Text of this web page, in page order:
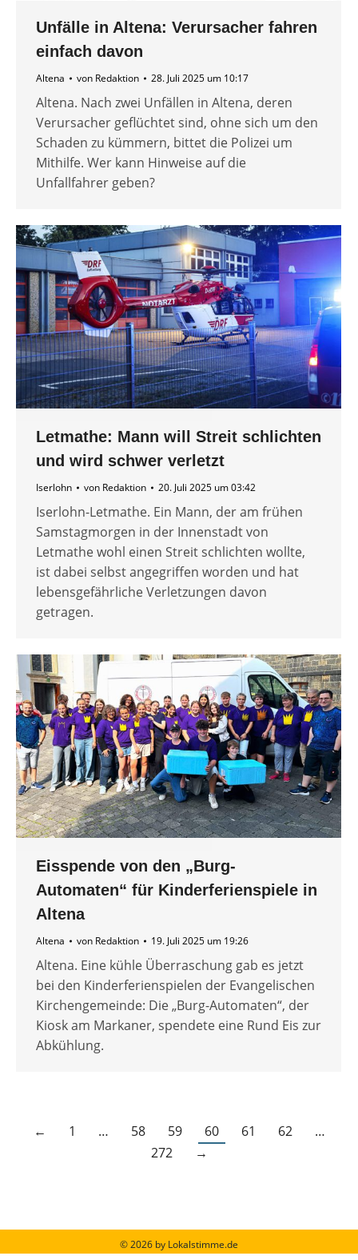
Unfälle in Altena: Verursacher fahren
einfach davon
Altena von Redaktion 28. Juli 2025 um 10:17
Altena. Nach zwei Unfällen in Altena, deren
Verursacher geflüchtet sind, ohne sich um den
Schaden zu kümmern, bittet die Polizei um
Mithilfe. Wer kann Hinweise auf die
Unfallfahrer geben?
Letmathe: Mann will Streit schlichten
und wird schwer verletzt
Iserlohn von Redaktion 20. Juli 2025 um 03:42
Iserlohn-Letmathe. Ein Mann, der am frühen
Samstagmorgen in der Innenstadt von
Letmathe wohl einen Streit schlichten wollte,
ist dabei selbst angegriffen worden und hat
lebensgefährliche Verletzungen davon
getragen.
Eisspende von den „Burg-
Automaten“ für Kinderferienspiele in
Altena
Altena von Redaktion 19. Juli 2025 um 19:26
Altena. Eine kühle Überraschung gab es jetzt
bei den Kinderferienspielen der Evangelischen
Kirchengemeinde: Die „Burg-Automaten“, der
Kiosk am Markaner, spendete eine Rund Eis zur
Abkühlung.
← 1 … 58 59 60 61 62
…
272
→
© 2026 by Lokalstimme.de